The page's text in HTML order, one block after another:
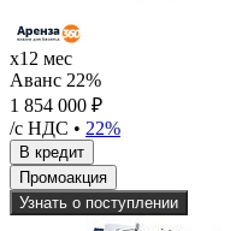
х12 мес
Аванс 22%
1 854 000 ₽
/с НДС • 22%
Узнать о поступлении